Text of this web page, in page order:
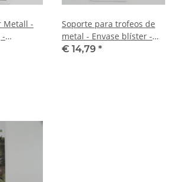
-
-
Soporte para trofeos de
metal - Envase blíster -
Eurohunt para corzo,
€ 14,79 *